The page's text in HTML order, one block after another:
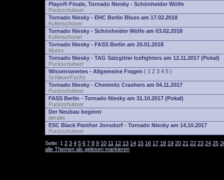
Playoff-Finale, Tornado Niesky - Schönheider Wölfe
Puckschubser
Tornado Niesky - EHC Berlin Blues am 17.02.2018
Kufenschoner
Tornado Niesky - Schönheider Wölfe am 03.02.2018
Kufenschoner
Tornado Niesky - FASS Berlin am 20.01.2018
Murks
Tornado Niesky - TAG Salzgitter Icefighters am 12.11.2017 (Pokal)
Puckschubser
Wissenswertes - Allgemeine Fragen ( 1 2 3 4 5 )
SchlauerFuchs
Tornado Niesky - Chemnitz Crashers am 04.11.2017
Puckschubser
FASS Berlin - Tornado Niesky am 31.10.2017 (Pokal)
Puckschubser
Der Neubau beginnt
deralte
ESC Black Panther Jonsdorf - Tornado Niesky am 14.10.2017
Puckschubser
Seite: 1 2 3 4 5 6 7 8 9 10 11 12 13 14 15 16 17 18 19 20 21 22 23 24 25
alle Themen als gelesen markieren